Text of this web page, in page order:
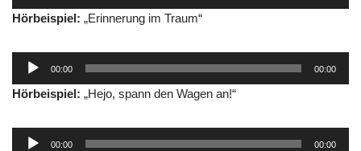
Hörbeispiel: „Erinnerung im Traum“
Audio-
00:00 00:00
Hörbeispiel: „Hejo, spann den Wagen an!“
Audio-
00:00 00:00